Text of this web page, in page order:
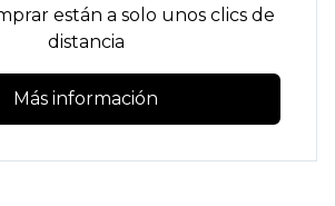
están a solo unos clics de
distancia
Más información